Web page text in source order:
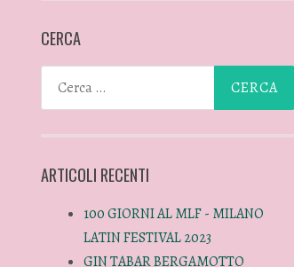
CERCA
ARTICOLI RECENTI
100 GIORNI AL MLF - MILANO
LATIN FESTIVAL 2023
GIN TABAR BERGAMOTTO